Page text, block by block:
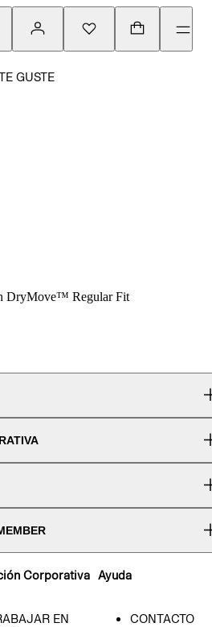
GUSTE
DryMove™ Regular Fit
Corporativa
EN
Ayuda
CONTACTO